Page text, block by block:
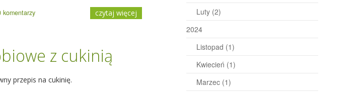
komentarzy czytaj więcej
z cukinią
przepis na cukinię.
Luty (2)
2024
Listopad (1)
Kwiecień (1)
Marzec (1)